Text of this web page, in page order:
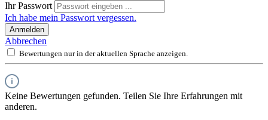
Ihr Passwort
Ich habe mein Passwort vergessen.
Anmelden
Abbrechen
Bewertungen nur in der aktuellen Sprache anzeigen.
Keine Bewertungen gefunden. Teilen Sie Ihre Erfahrungen mit
anderen.